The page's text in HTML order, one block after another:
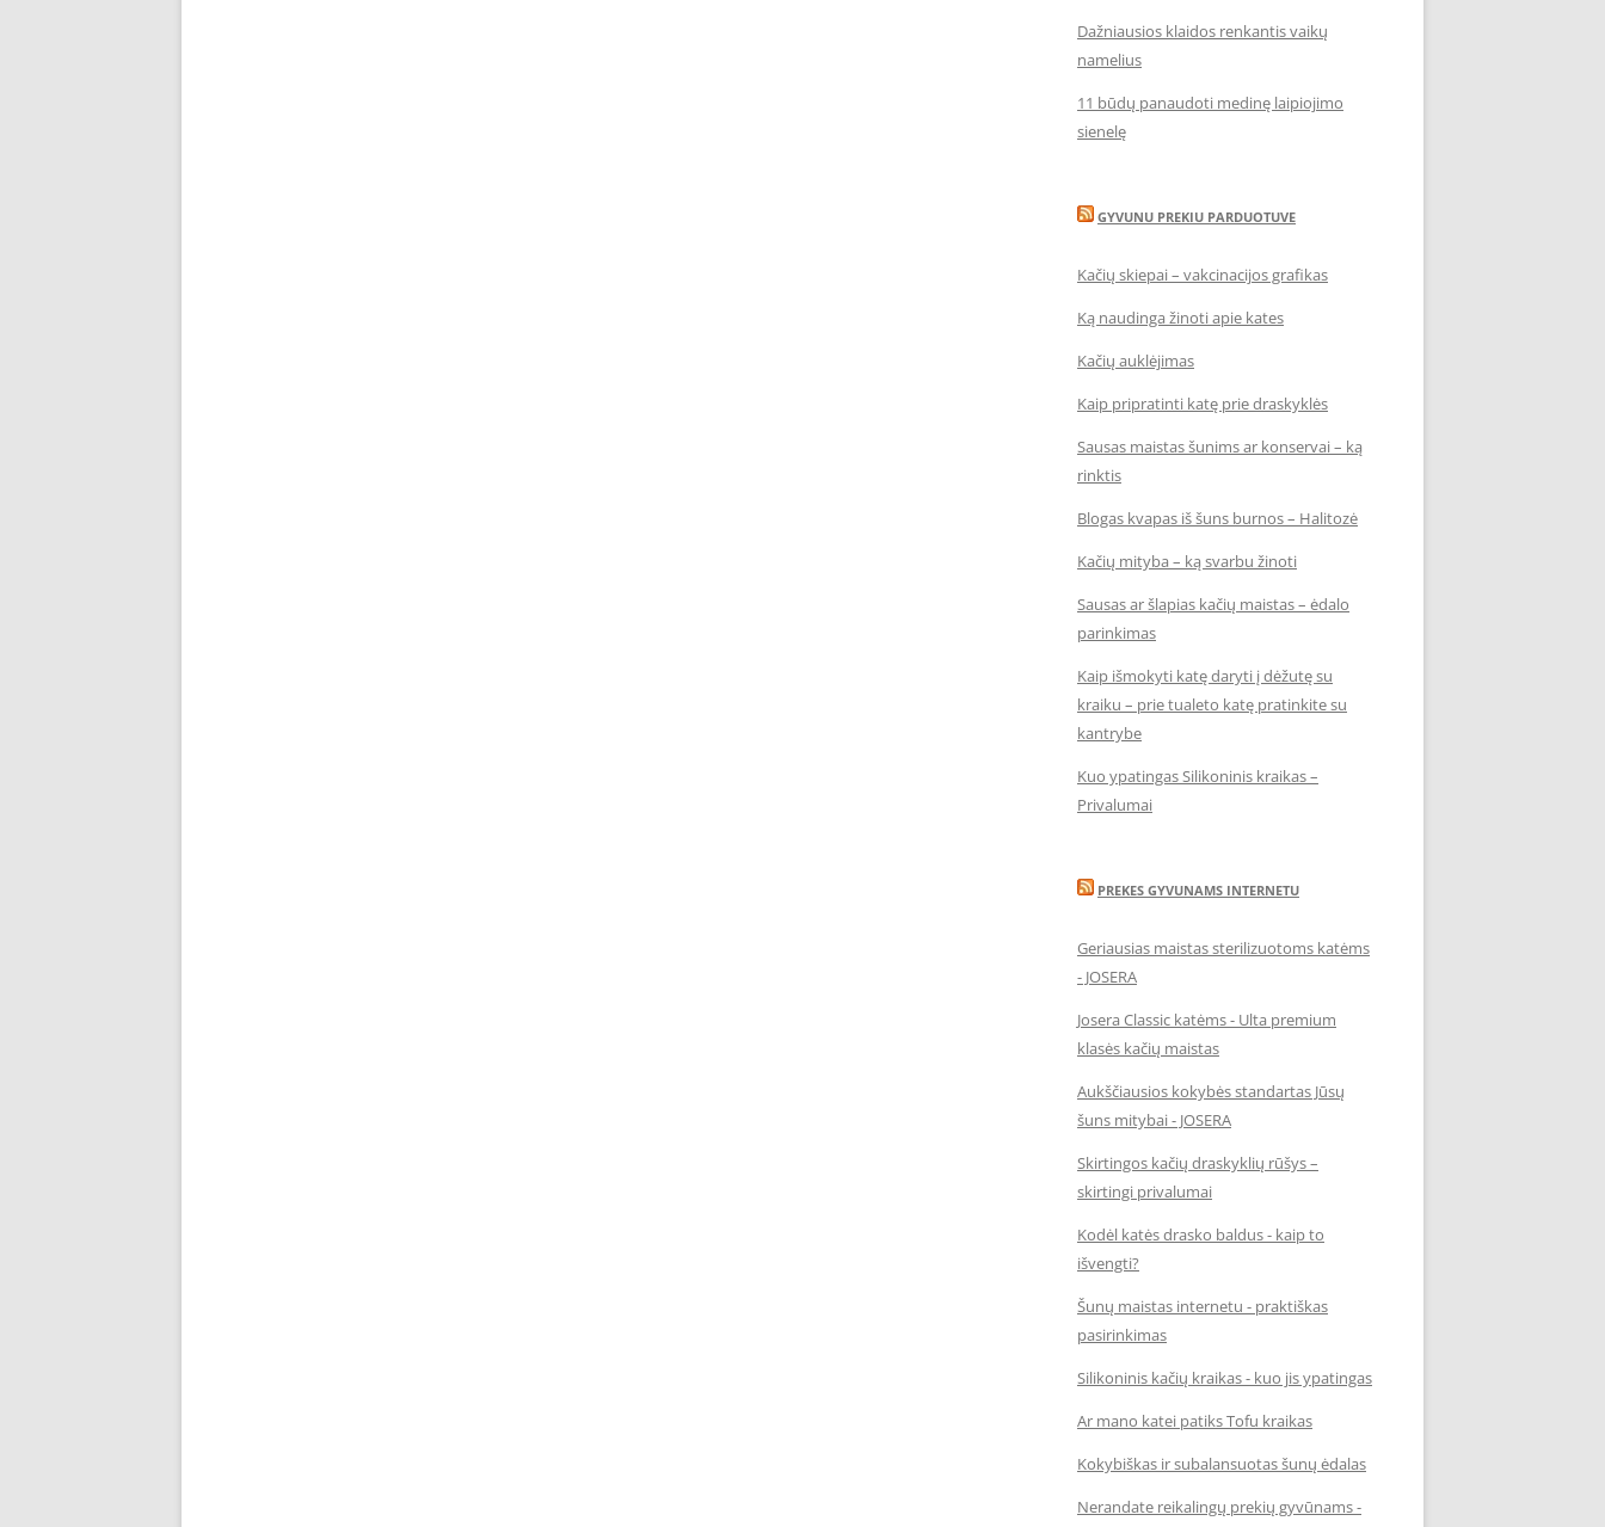
Dažniausios klaidos renkantis vaikų
namelius
11 būdų panaudoti medinę laipiojimo
sienelę
GYVUNU PREKIU PARDUOTUVE
Kačių skiepai – vakcinacijos grafikas
Ką naudinga žinoti apie kates
Kačių auklėjimas
Kaip pripratinti katę prie draskyklės
Sausas maistas šunims ar konservai – ką
rinktis
Blogas kvapas iš šuns burnos – Halitozė
Kačių mityba – ką svarbu žinoti
Sausas ar šlapias kačių maistas – ėdalo
parinkimas
Kaip išmokyti katę daryti į dėžutę su
kraiku – prie tualeto katę pratinkite su
kantrybe
Kuo ypatingas Silikoninis kraikas –
Privalumai
PREKES GYVUNAMS INTERNETU
Geriausias maistas sterilizuotoms katėms
- JOSERA
Josera Classic katėms - Ulta premium
klasės kačių maistas
Aukščiausios kokybės standartas Jūsų
šuns mitybai - JOSERA
Skirtingos kačių draskyklių rūšys –
skirtingi privalumai
Kodėl katės drasko baldus - kaip to
išvengti?
Šunų maistas internetu - praktiškas
pasirinkimas
Silikoninis kačių kraikas - kuo jis ypatingas
Ar mano katei patiks Tofu kraikas
Kokybiškas ir subalansuotas šunų ėdalas
Nerandate reikalingų prekių gyvūnams -